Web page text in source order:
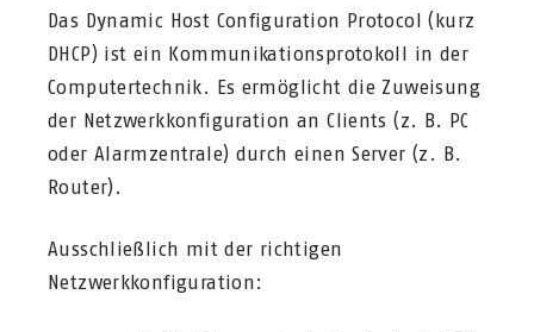
Das Dynamic Host Configuration Protocol (kurz
DHCP) ist ein Kommunikationsprotokoll in der
Computertechnik. Es ermöglicht die Zuweisung
der Netzwerkkonfiguration an Clients (z. B. PC
oder Alarmzentrale) durch einen Server (z. B.
Router).
Ausschließlich mit der richtigen
Netzwerkkonfiguration: